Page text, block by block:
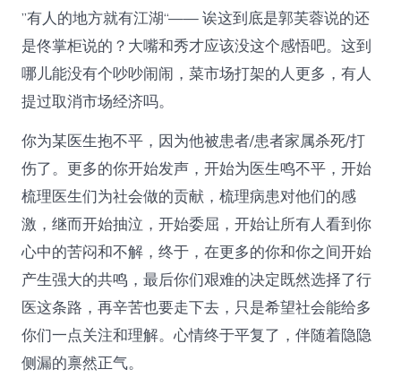
”有人的地方就有江湖“—— 诶这到底是郭芙蓉说的还
是佟掌柜说的？大嘴和秀才应该没这个感悟吧。这到
哪儿能没有个吵吵闹闹，菜市场打架的人更多，有人
提过取消市场经济吗。
你为某医生抱不平，因为他被患者/患者家属杀死/打
伤了。更多的你开始发声，开始为医生鸣不平，开始
梳理医生们为社会做的贡献，梳理病患对他们的感
激，继而开始抽泣，开始委屈，开始让所有人看到你
心中的苦闷和不解，终于，在更多的你和你之间开始
产生强大的共鸣，最后你们艰难的决定既然选择了行
医这条路，再辛苦也要走下去，只是希望社会能给多
你们一点关注和理解。心情终于平复了，伴随着隐隐
侧漏的禀然正气。